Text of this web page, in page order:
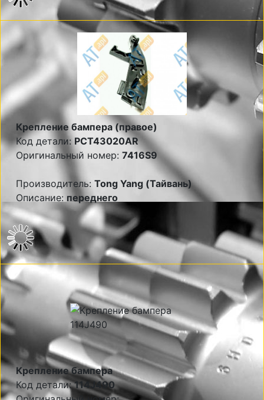
Крепление бампера (правое)
Код детали: PCT43020AR
Оригинальный номер: 7416S9
Производитель: Tong Yang (Тайвань)
Описание: переднего
Крепление бампера
Код детали:114J490